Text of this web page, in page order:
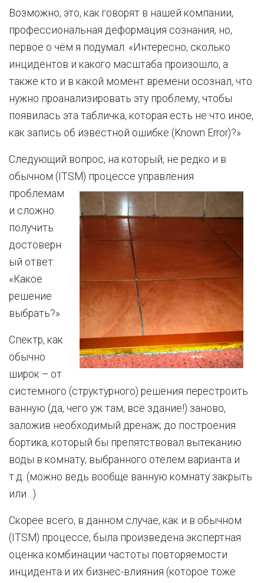
Возможно, это, как говорят в нашей компании,
профессиональная деформация сознания, но,
первое о чём я подумал: «Интересно, сколько
инцидентов и какого масштаба произошло, а
также кто и в какой момент времени осознал, что
нужно проанализировать эту проблему, чтобы
появилась эта табличка, которая есть не что иное,
как запись об известной ошибке (Known Error)?»
Следующий вопрос, на который, не редко и в
обычном (ITSM) процессе управления
проблемам
и сложно
получить
достоверн
ый ответ:
«Какое
решение
выбрать?»
Спектр, как
обычно
широк – от
системного (структурного) решения перестроить
ванную (да, чего уж там, всё здание!) заново,
заложив необходимый дренаж; до построения
бортика, который бы препятствовал вытеканию
воды в комнату; выбранного отелем варианта и
т.д. (можно ведь вообще ванную комнату закрыть
или…)
Скорее всего, в данном случае, как и в обычном
(ITSM) процессе, была произведена экспертная
оценка комбинации частоты повторяемости
инцидента и их бизнес-влияния (которое тоже